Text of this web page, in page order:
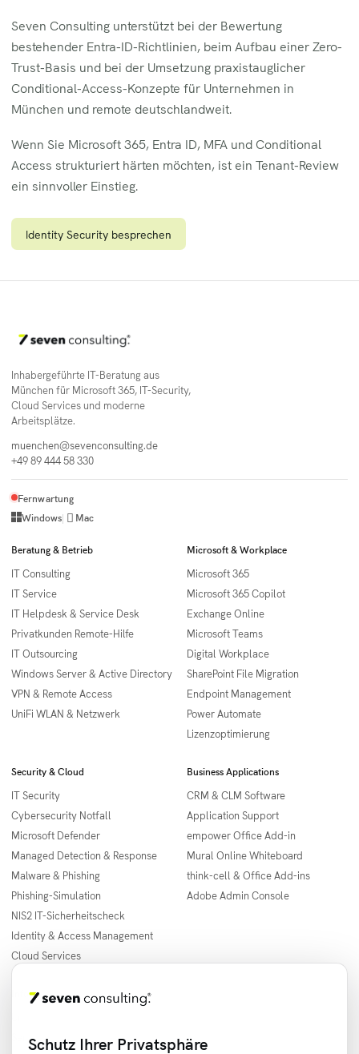
Seven Consulting unterstützt bei der Bewertung
bestehender Entra-ID-Richtlinien, beim Aufbau einer Zero-
Trust-Basis und bei der Umsetzung praxistauglicher
Conditional-Access-Konzepte für Unternehmen in
München und remote deutschlandweit.
Wenn Sie Microsoft 365, Entra ID, MFA und Conditional
Access strukturiert härten möchten, ist ein Tenant-Review
ein sinnvoller Einstieg.
Identity Security besprechen
Inhabergeführte IT-Beratung aus
München für Microsoft 365, IT-Security,
Cloud Services und moderne
Arbeitsplätze.
muenchen@sevenconsulting.de
+49 89 444 58 330
Fernwartung
Windows|  Mac
Beratung & Betrieb
IT Consulting
IT Service
IT Helpdesk & Service Desk
Privatkunden Remote-Hilfe
IT Outsourcing
Windows Server & Active Directory
VPN & Remote Access
UniFi WLAN & Netzwerk
Microsoft & Workplace
Microsoft 365
Microsoft 365 Copilot
Exchange Online
Microsoft Teams
Digital Workplace
SharePoint File Migration
Endpoint Management
Power Automate
Lizenzoptimierung
Security & Cloud
IT Security
Cybersecurity Notfall
Microsoft Defender
Managed Detection & Response
Malware & Phishing
Phishing-Simulation
NIS2 IT-Sicherheitscheck
Identity & Access Management
Cloud Services
Business Applications
CRM & CLM Software
Application Support
empower Office Add-in
Mural Online Whiteboard
think-cell & Office Add-ins
Adobe Admin Console
Informationen
Servicegebiete
Hamburg
Schutz Ihrer Privatsphäre